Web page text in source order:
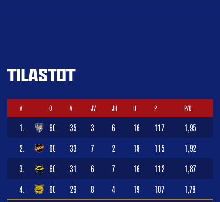
TILASTOT
# O V JV JH H P P/O
1. 60 35 3 6 16 117 1,95
2. 60 33 7 2 18 115 1,92
3. 60 31 6 7 16 112 1,87
4. 60 29 8 4 19 107 1,78